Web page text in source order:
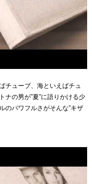
チューブ、海といえばチュ
ナの男が”夏”に語りかける少
のパワフルさがそんな”キザ